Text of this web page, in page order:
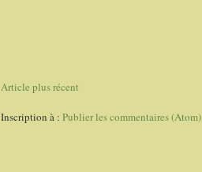
Article plus récent
Inscription à : Publier les commentaires (Atom)